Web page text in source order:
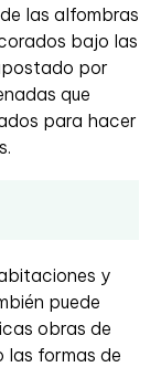
las alfombras
bajo las
por
que
para hacer
y
puede
obras de
las formas de